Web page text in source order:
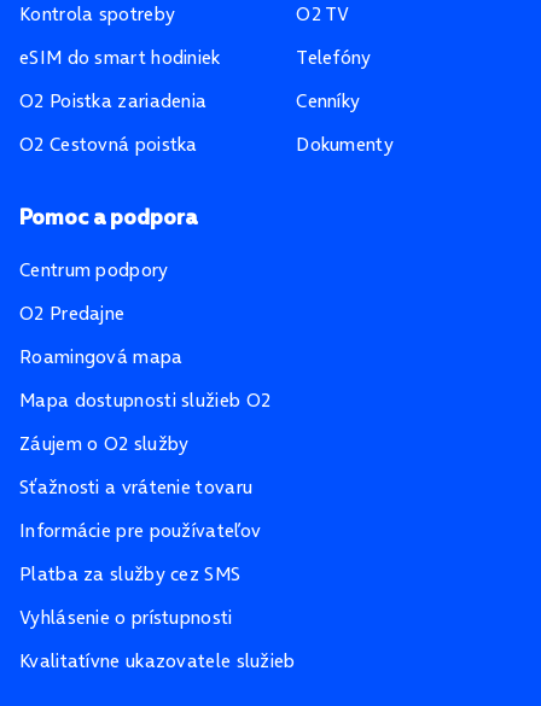
Kontrola spotreby
eSIM do smart hodiniek
O2 Poistka zariadenia
O2 Cestovná poistka
O2 TV
Telefóny
Cenníky
Dokumenty
Pomoc a podpora
Centrum podpory
O2 Predajne
Roamingová mapa
Mapa dostupnosti služieb O2
Záujem o O2 služby
Sťažnosti a vrátenie tovaru
Informácie pre používateľov
Platba za služby cez SMS
Vyhlásenie o prístupnosti
Kvalitatívne ukazovatele služieb